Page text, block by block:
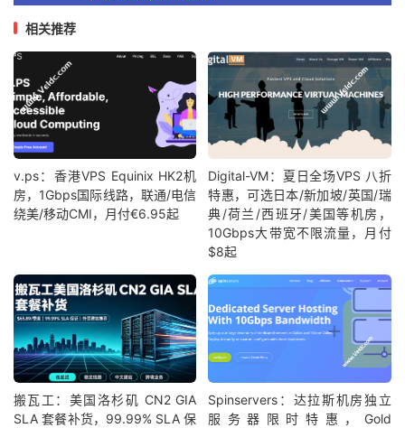
相关推荐
v.ps：香港VPS Equinix HK2机
房，1Gbps国际线路，联通/电信
绕美/移动CMI，月付€6.95起
Digital-VM：夏日全场VPS 八折
特惠，可选日本/新加坡/英国/瑞
典/荷兰/西班牙/美国等机房，
10Gbps大带宽不限流量，月付
$8起
搬瓦工：美国洛杉矶 CN2 GIA
SLA 套餐补货，99.99% SLA 保
Spinservers：达拉斯机房独立
服务器限时特惠，Gold